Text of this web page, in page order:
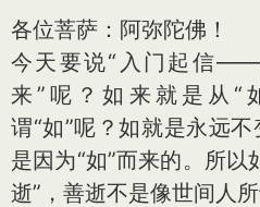
各位菩萨：阿弥陀佛！
今天要说“入门起信——
来”呢？如来就是从“
谓“如”呢？如就是永远
是因为“如”而来的。所以
逝”，善逝不是像世间人